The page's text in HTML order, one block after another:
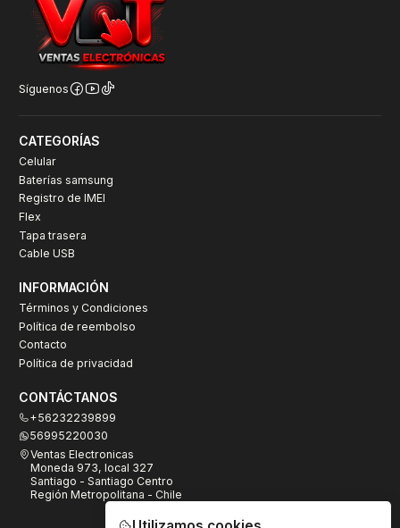
Síguenos
CATEGORÍAS
Celular
Baterías samsung
Registro de IMEI
Flex
Tapa trasera
Cable USB
INFORMACIÓN
Términos y Condiciones
Política de reembolso
Contacto
Política de privacidad
CONTÁCTANOS
+56232239899
56995220030
Ventas Electronicas
Moneda 973, local 327
Santiago - Santiago Centro
Región Metropolitana - Chile